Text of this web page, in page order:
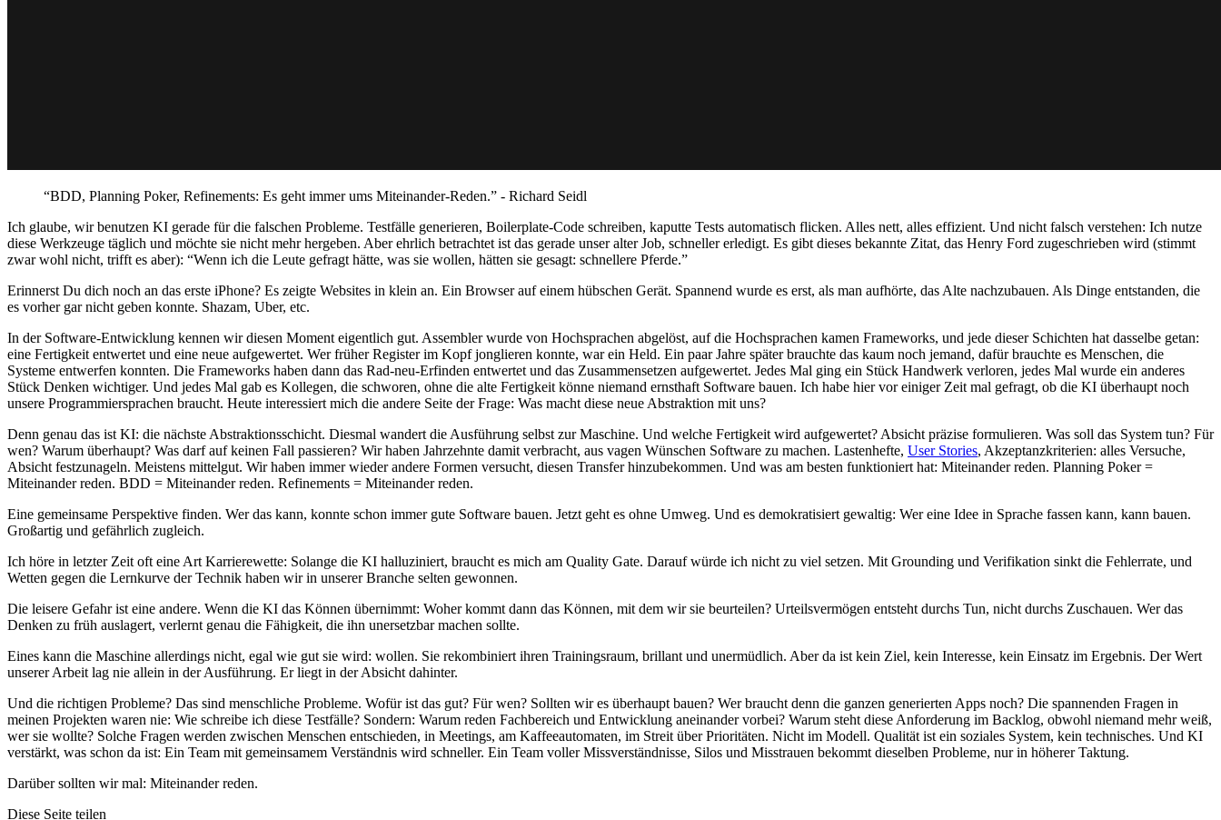
“BDD, Planning Poker, Refinements: Es geht immer ums Miteinander-Reden.” - Richard Seidl
Ich glaube, wir benutzen KI gerade für die falschen Probleme. Testfälle generieren, Boilerplate-Code schreiben, kaputte Tests automatisch flicken. Alles nett, alles effizient. Und nicht falsch verstehen: Ich nutze
diese Werkzeuge täglich und möchte sie nicht mehr hergeben. Aber ehrlich betrachtet ist das gerade unser alter Job, schneller erledigt. Es gibt dieses bekannte Zitat, das Henry Ford zugeschrieben wird (stimmt
zwar wohl nicht, trifft es aber): “Wenn ich die Leute gefragt hätte, was sie wollen, hätten sie gesagt: schnellere Pferde.”
Erinnerst Du dich noch an das erste iPhone? Es zeigte Websites in klein an. Ein Browser auf einem hübschen Gerät. Spannend wurde es erst, als man aufhörte, das Alte nachzubauen. Als Dinge entstanden, die
es vorher gar nicht geben konnte. Shazam, Uber, etc.
In der Software-Entwicklung kennen wir diesen Moment eigentlich gut. Assembler wurde von Hochsprachen abgelöst, auf die Hochsprachen kamen Frameworks, und jede dieser Schichten hat dasselbe getan:
eine Fertigkeit entwertet und eine neue aufgewertet. Wer früher Register im Kopf jonglieren konnte, war ein Held. Ein paar Jahre später brauchte das kaum noch jemand, dafür brauchte es Menschen, die
Systeme entwerfen konnten. Die Frameworks haben dann das Rad-neu-Erfinden entwertet und das Zusammensetzen aufgewertet. Jedes Mal ging ein Stück Handwerk verloren, jedes Mal wurde ein anderes
Stück Denken wichtiger. Und jedes Mal gab es Kollegen, die schworen, ohne die alte Fertigkeit könne niemand ernsthaft Software bauen. Ich habe hier vor einiger Zeit mal gefragt, ob die KI überhaupt noch
unsere Programmiersprachen braucht. Heute interessiert mich die andere Seite der Frage: Was macht diese neue Abstraktion mit uns?
Denn genau das ist KI: die nächste Abstraktionsschicht. Diesmal wandert die Ausführung selbst zur Maschine. Und welche Fertigkeit wird aufgewertet? Absicht präzise formulieren. Was soll das System tun? Für
wen? Warum überhaupt? Was darf auf keinen Fall passieren? Wir haben Jahrzehnte damit verbracht, aus vagen Wünschen Software zu machen. Lastenhefte, User Stories, Akzeptanzkriterien: alles Versuche,
Absicht festzunageln. Meistens mittelgut. Wir haben immer wieder andere Formen versucht, diesen Transfer hinzubekommen. Und was am besten funktioniert hat: Miteinander reden. Planning Poker =
Miteinander reden. BDD = Miteinander reden. Refinements = Miteinander reden.
Eine gemeinsame Perspektive finden. Wer das kann, konnte schon immer gute Software bauen. Jetzt geht es ohne Umweg. Und es demokratisiert gewaltig: Wer eine Idee in Sprache fassen kann, kann bauen.
Großartig und gefährlich zugleich.
Ich höre in letzter Zeit oft eine Art Karrierewette: Solange die KI halluziniert, braucht es mich am Quality Gate. Darauf würde ich nicht zu viel setzen. Mit Grounding und Verifikation sinkt die Fehlerrate, und
Wetten gegen die Lernkurve der Technik haben wir in unserer Branche selten gewonnen.
Die leisere Gefahr ist eine andere. Wenn die KI das Können übernimmt: Woher kommt dann das Können, mit dem wir sie beurteilen? Urteilsvermögen entsteht durchs Tun, nicht durchs Zuschauen. Wer das
Denken zu früh auslagert, verlernt genau die Fähigkeit, die ihn unersetzbar machen sollte.
Eines kann die Maschine allerdings nicht, egal wie gut sie wird: wollen. Sie rekombiniert ihren Trainingsraum, brillant und unermüdlich. Aber da ist kein Ziel, kein Interesse, kein Einsatz im Ergebnis. Der Wert
unserer Arbeit lag nie allein in der Ausführung. Er liegt in der Absicht dahinter.
Und die richtigen Probleme? Das sind menschliche Probleme. Wofür ist das gut? Für wen? Sollten wir es überhaupt bauen? Wer braucht denn die ganzen generierten Apps noch? Die spannenden Fragen in
meinen Projekten waren nie: Wie schreibe ich diese Testfälle? Sondern: Warum reden Fachbereich und Entwicklung aneinander vorbei? Warum steht diese Anforderung im Backlog, obwohl niemand mehr weiß,
wer sie wollte? Solche Fragen werden zwischen Menschen entschieden, in Meetings, am Kaffeeautomaten, im Streit über Prioritäten. Nicht im Modell. Qualität ist ein soziales System, kein technisches. Und KI
verstärkt, was schon da ist: Ein Team mit gemeinsamem Verständnis wird schneller. Ein Team voller Missverständnisse, Silos und Misstrauen bekommt dieselben Probleme, nur in höherer Taktung.
Darüber sollten wir mal: Miteinander reden.
Diese Seite teilen